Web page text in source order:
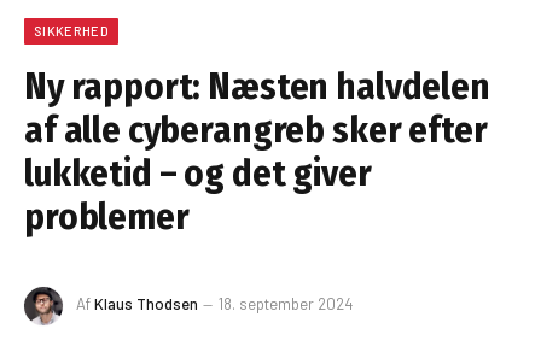
SIKKERHED
Ny rapport: Næsten halvdelen
af alle cyberangreb sker efter
lukketid – og det giver
problemer
AfKlaus Thodsen 18. september 2024